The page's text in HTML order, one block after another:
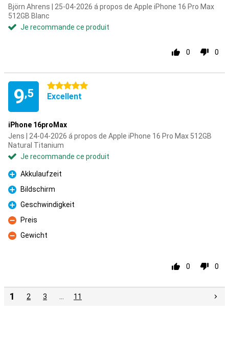
Björn Ahrens | 25-04-2026 á propos de Apple iPhone 16 Pro Max
512GB Blanc
Je recommande ce produit
0 0
9,5
5 étoiles
Excellent
iPhone 16proMax
Jens | 24-04-2026 á propos de Apple iPhone 16 Pro Max 512GB
Natural Titanium
Je recommande ce produit
Pour
Akkulaufzeit
Pour
Bildschirm
Pour
Geschwindigkeit
Contre
Preis
Contre
Gewicht
0 0
1 2 3 11